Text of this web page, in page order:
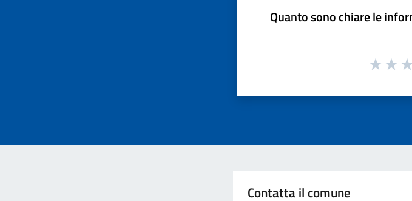
Quanto sono chiare le
Contatta il comune